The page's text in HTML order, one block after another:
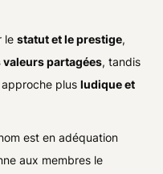
lestatut et le prestige,
partagées, tandis
approche plusludique et
est en adéquation
aux membres le